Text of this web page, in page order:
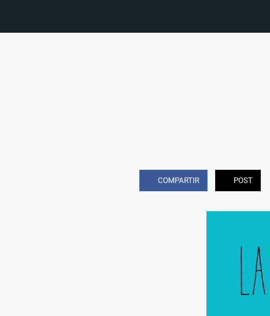
COMPARTIR POST